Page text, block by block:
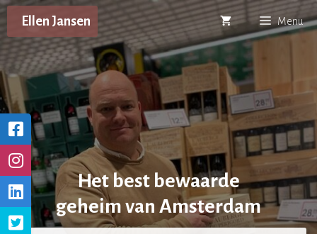
Ga
inhoud
Ellen Jansen Menu
Het best bewaarde
geheim van Amsterdam